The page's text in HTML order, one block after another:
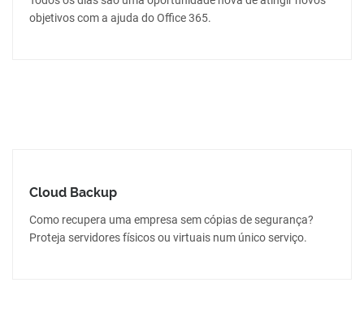
objetivos com a ajuda do Office 365.
Cloud Backup
Como recupera uma empresa sem cópias de segurança?
Proteja servidores físicos ou virtuais num único serviço.